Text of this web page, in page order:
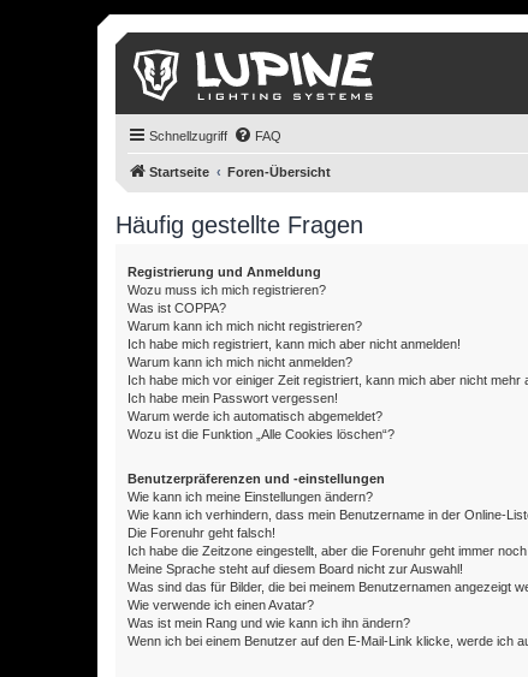
Schnellzugriff FAQ
Startseite Foren-Übersicht
Häufig gestellte Fragen
Registrierung und Anmeldung
Wozu muss ich mich registrieren?
Was ist COPPA?
Warum kann ich mich nicht registrieren?
Ich habe mich registriert, kann mich aber nicht anmelden!
Warum kann ich mich nicht anmelden?
Ich habe mich vor einiger Zeit registriert, kann mich aber nicht mehr
Ich habe mein Passwort vergessen!
Warum werde ich automatisch abgemeldet?
Wozu ist die Funktion „Alle Cookies löschen“?
Benutzerpräferenzen und -einstellungen
Wie kann ich meine Einstellungen ändern?
Wie kann ich verhindern, dass mein Benutzername in der Online-
Die Forenuhr geht falsch!
Ich habe die Zeitzone eingestellt, aber die Forenuhr geht immer
Meine Sprache steht auf diesem Board nicht zur Auswahl!
Was sind das für Bilder, die bei meinem Benutzernamen angezeigt
Wie verwende ich einen Avatar?
Was ist mein Rang und wie kann ich ihn ändern?
Wenn ich bei einem Benutzer auf den E-Mail-Link klicke, werde ich